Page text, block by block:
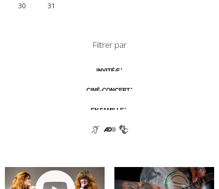
30
31
Filtrer par